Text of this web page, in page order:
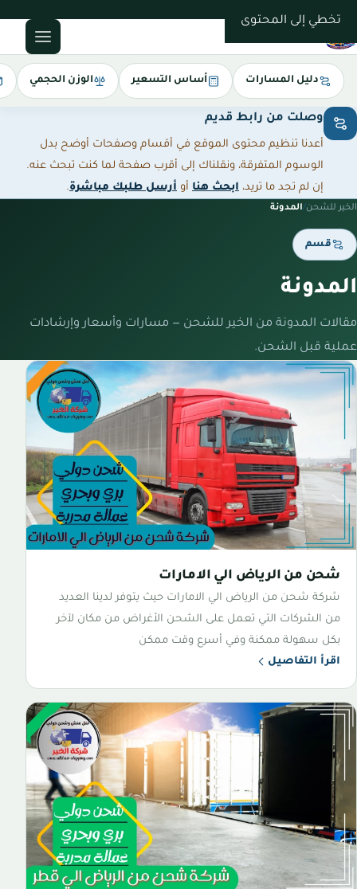
تخطي إلى المحتوى
دليل المسارات أساس التسعير الوزن الحجمي
وصلت من رابط قديم
أعدنا تنظيم محتوى الموقع في أقسام وصفحات أوضح بدل
الوسوم المتفرقة، ونقلناك إلى أقرب صفحة لما كنت تبحث عنه.
إن لم تجد ما تريد، ابحث هنا أو أرسل طلبك مباشرة.
الخير للشحن/المدونة
قسم
المدونة
مقالات المدونة من الخير للشحن — مسارات وأسعار وإرشادات
عملية قبل الشحن.
شحن من الرياض الي الامارات
شركة شحن من الرياض الي الامارات حيث يتوفر لدينا العديد
من الشركات التي تعمل على الشحن الأغراض من مكان لآخر
بكل سهولة ممكنة وفي أسرع وقت ممكن
اقرأ التفاصيل